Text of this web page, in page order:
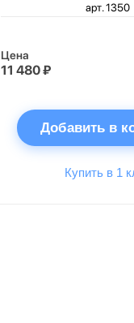
арт. 1350
Цена
11 480 ₽
Добавить в
Купить в 1